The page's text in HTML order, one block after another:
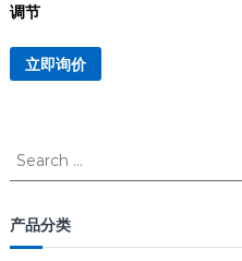
调节
立即询价
S
r
c
产品分类